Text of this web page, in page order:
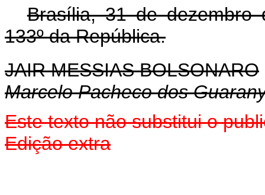
Brasília, 31 de dezembro
133º da República.
JAIR MESSIAS BOLSONARO
Marcelo Pacheco dos
Este texto não substitui o
Edição extra